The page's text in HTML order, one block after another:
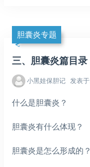
胆囊炎专题
三、胆囊炎篇目录
小黑娃保胆记 发表于
什么是胆囊炎？
胆囊炎有什么体现？
胆囊炎是怎么形成的？